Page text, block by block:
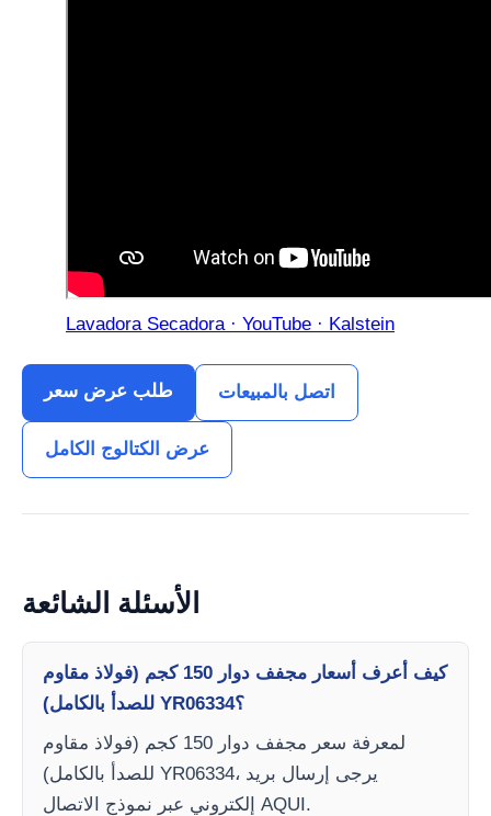
Lavadora Secadora · YouTube · Kalstein
طلب عرض سعر اتصل بالمبيعات
عرض الكتالوج الكامل
الأسئلة الشائعة
كيف أعرف أسعار مجفف دوار 150 كجم (فولاذ مقاوم
للصدأ بالكامل) YR06334؟
لمعرفة سعر مجفف دوار 150 كجم (فولاذ مقاوم
للصدأ بالكامل) YR06334، يرجى إرسال بريد
إلكتروني عبر نموذج الاتصال AQUI.